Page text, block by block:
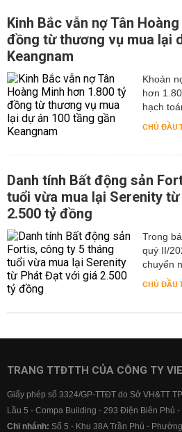
Kinh Bắc vẫn nợ Tân
đồng từ thương vụ mua lại
Keangnam
hơn
hạch
CHỦ ĐẦU
Danh tính Bất động sản
tuổi vừa mua lại Serenity
2.500 tỷ đồng
Trong
quý II/
chuyển
CHỦ ĐẦU
TRANG TTĐTTH CỦA CÔNG TY
Giấy phép số 3324/GP-TTĐT do Sở VH&TT
Lầu 5 - Compa Building - 293 Điện Biên Phủ
Chi nhánh: Số 5 - Khu 38A Trần Phú -